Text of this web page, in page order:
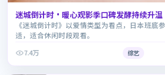
迷城倒计时·暖心观影季口碑发酵持续升温
《迷城倒计时》以爱情类型为看点，日本班底
适，适合休闲时段观看。
7.4万
综艺